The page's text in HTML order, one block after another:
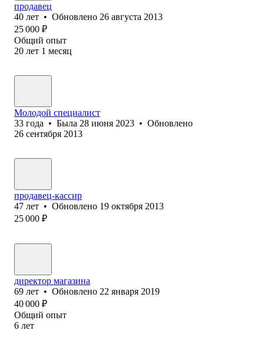
продавец
40 лет • Обновлено 26 августа 2013
25 000 ₽
Общий опыт
20 лет 1 месяц
Молодой специалист
33 года • Была 28 июня 2023 • Обновлено
26 сентября 2013
продавец-кассир
47 лет • Обновлено 19 октября 2013
25 000 ₽
директор магазина
69 лет • Обновлено 22 января 2019
40 000 ₽
Общий опыт
6 лет